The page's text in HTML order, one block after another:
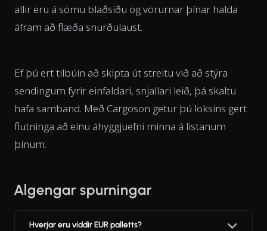
allir eru á sömu blaðsíðu og vörurnar þínar halda
áfram að flæða snurðulaust.
Ef þú ert tilbúin að skipta út streitu við að stýra
sendingum fyrir einfaldari, snjallari leið, þá skaltu
hafa samband. Með Cargoson getur þú loksins gert
flutninga að einu áhyggjuefni minna á listanum
þínum.
Algengar spurningar
Hverjar eru víddir EUR palletts?